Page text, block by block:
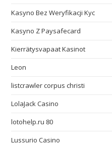
Kasyno Bez Weryfikacji Kyc
Kasyno Z Paysafecard
Kierrätysvapaat Kasinot
Leon
listcrawler corpus christi
LolaJack Casino
lotohelp.ru 80
Lussurio Casino